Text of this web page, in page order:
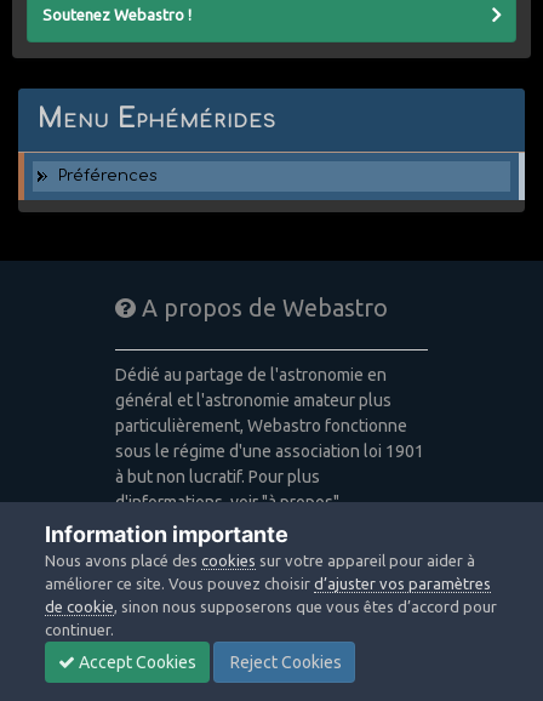
Soutenez Webastro !
Menu Ephémérides
Préférences
A propos de Webastro
Dédié au partage de l'astronomie en
général et l'astronomie amateur plus
particulièrement, Webastro fonctionne
sous le régime d'une association loi 1901
à but non lucratif. Pour plus
d'informations, voir "à propos".
Publicité: pas de publicité
Icons made byFreepik,Alessio Atzeni,
Pixel Buddha,Icon Pondfrom
www.flaticon.comis licensed by CC 3.0
BY
Design images: Courtesy NASA/JPL-
Information importante
Nous avons placé descookies sur votre appareil pour aider à
améliorer ce site. Vous pouvez choisird’ajuster vos paramètres
de cookie, sinon nous supposerons que vous êtes d’accord pour
continuer.
Accept Cookies Reject Cookies